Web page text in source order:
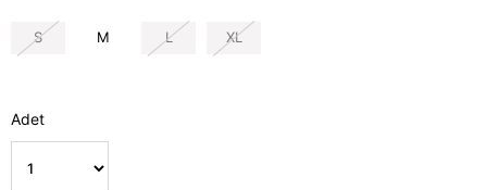
S M L XL
Adet